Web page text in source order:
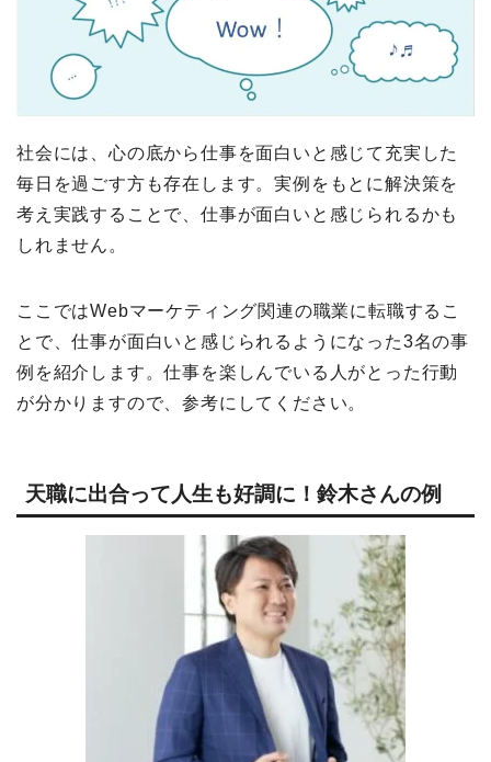
社会には、心の底から仕事を面白いと感じて充実した
毎日を過ごす方も存在します。実例をもとに解決策を
考え実践することで、仕事が面白いと感じられるかも
しれません。
ここではWebマーケティング関連の職業に転職するこ
とで、仕事が面白いと感じられるようになった3名の事
例を紹介します。仕事を楽しんでいる人がとった行動
が分かりますので、参考にしてください。
天職に出合って人生も好調に！鈴木さんの例